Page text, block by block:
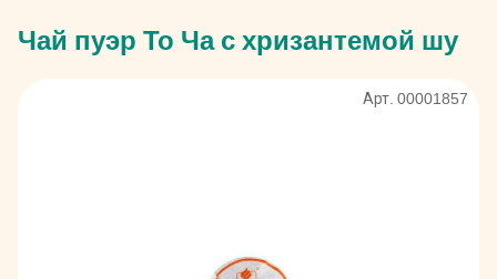
Чай пуэр То Ча с хризантемой шу
Арт. 00001857